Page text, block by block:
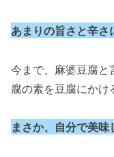
あまりの旨さと辛さ
今まで、麻婆豆腐と
腐の素を豆腐にかけ
まさか、自分で美味